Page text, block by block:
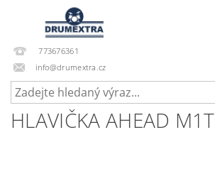
773676361
info@drumextra.cz
HLAVIČKA AHEAD M1T